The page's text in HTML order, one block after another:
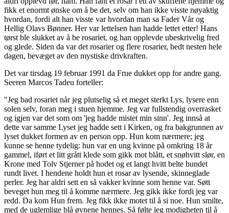
fikk et enormt ønske om å be det, selv om han ikke visste nøyaktig
hvordan, fordi alt han visste var hvordan man sa Fader Vår og
Hellig Olavs Bønner. Her var lettelsen han hadde lettet etter! Hans
tørst ble slukket av å be rosariet, og han opplevde ubeskrivelig fred
og glede. Siden da var det rosarier og flere rosarier, bedt nesten hele
dagen, bevæget av den mystiske drivkraften.
Det var tirsdag 19 februar 1991 da Frue dukket opp for andre gang.
Seeren Marcos Tadeu forteller:
"Jeg bad rosariet når jeg plutselig så et meget sterkt Lys, lysere enn
solen selv, foran meg i stuen hjemme. Jeg var fullstendig overrasket
og igjen var det som om 'jeg hadde mistet min sinn'. Jeg innså at
dette var samme Lyset jeg hadde sett i Kirken, og fra bakgrunnen av
lyset dukket formen av en person opp. Hun kom nærmere; jeg
kunne se henne tydelig: hun var en ung kvinne på omkring 18 år
gammel, iført et litt grått klede som gikk mot blått, et snøhvitt slør, en
Krone med Tolv Stjerner på hodet og et langt hvitt belte bundet
rundt livet. I hendene holdt hun et rosar av lysende, skinneglade
perler. Jeg har aldri sett en så vakker kvinne som henne var. Søtt
beveget hun meg til å komme nærmere. Jeg gikk ikke fordi jeg var
redd. Da kom Hun frem. Jeg fikk ikke motet til å si noe. Hun smilte,
med de uglemlige blå øynene hennes. Så følte jeg modigheten til å